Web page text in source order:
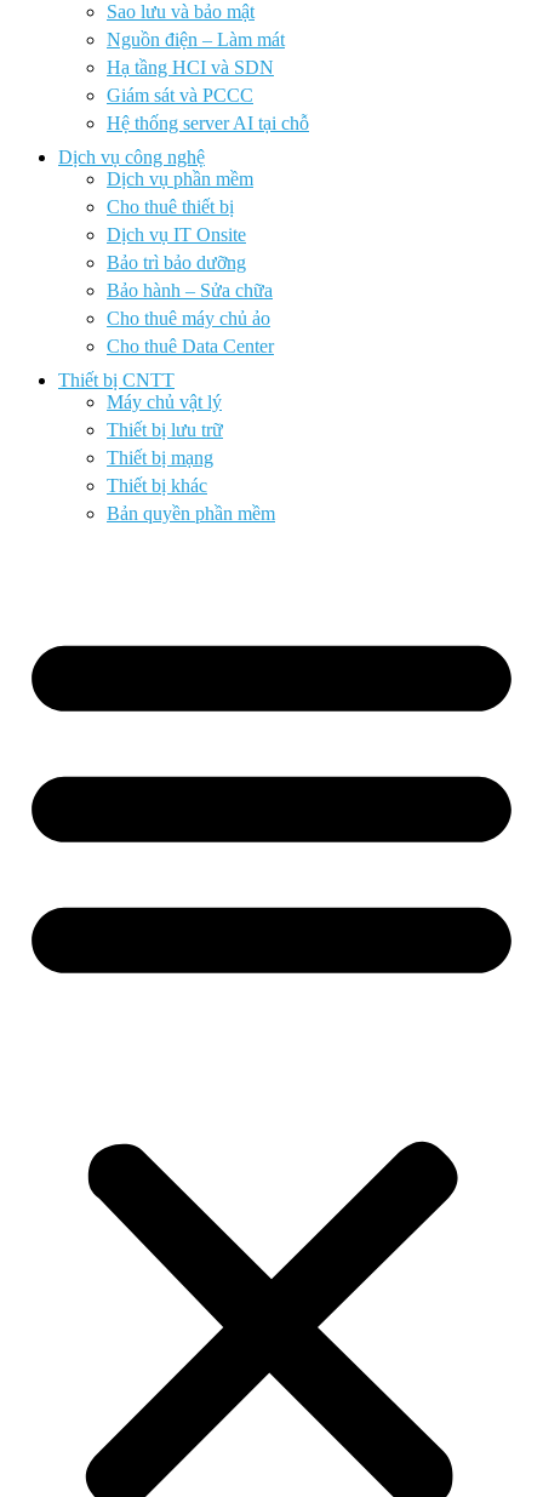
Sao lưu và bảo mật
Nguồn điện – Làm mát
Hạ tầng HCI và SDN
Giám sát và PCCC
Hệ thống server AI tại chỗ
Dịch vụ công nghệ
Dịch vụ phần mềm
Cho thuê thiết bị
Dịch vụ IT Onsite
Bảo trì bảo dưỡng
Bảo hành – Sửa chữa
Cho thuê máy chủ ảo
Cho thuê Data Center
Thiết bị CNTT
Máy chủ vật lý
Thiết bị lưu trữ
Thiết bị mạng
Thiết bị khác
Bản quyền phần mềm